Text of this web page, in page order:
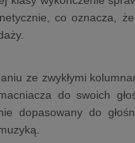
co oznacza,
ze zwykłymi
do swoich
dopasowany do